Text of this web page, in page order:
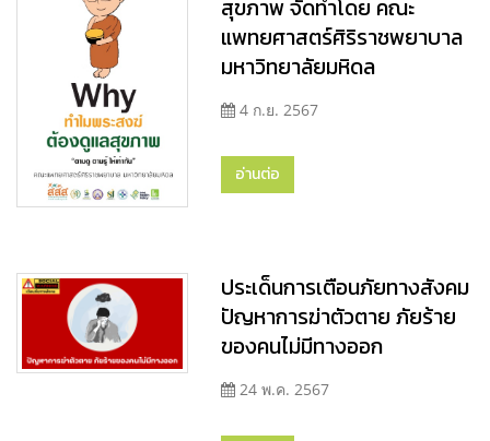
สุขภาพ จัดทำโดย คณะ
แพทยศาสตร์ศิริราชพยาบาล
มหาวิทยาลัยมหิดล
4 ก.ย. 2567
อ่านต่อ
ประเด็นการเตือนภัยทางสังคม
ปัญหาการฆ่าตัวตาย ภัยร้าย
ของคนไม่มีทางออก
24 พ.ค. 2567